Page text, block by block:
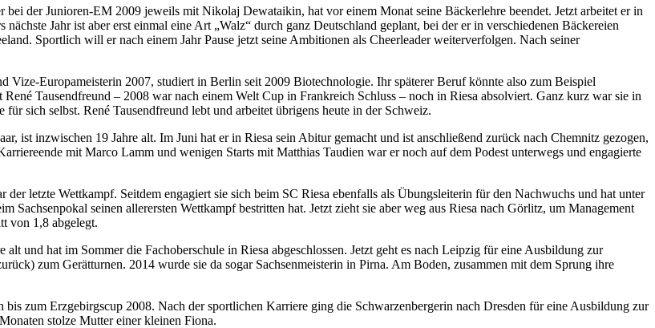
der Junioren-EM 2009 jeweils mit Nikolaj Dewataikin, hat vor einem Monat seine Bäckerlehre beendet. Jetzt arbeitet er in
Jahr ist aber erst einmal eine Art „Walz“ durch ganz Deutschland geplant, bei der er in verschiedenen Bäckereien
Sportlich will er nach einem Jahr Pause jetzt seine Ambitionen als Cheerleader weiterverfolgen. Nach seiner
Europameisterin 2007, studiert in Berlin seit 2009 Biotechnologie. Ihr späterer Beruf könnte also zum Beispiel
Tausendfreund – 2008 war nach einem Welt Cup in Frankreich Schluss – noch in Riesa absolviert. Ganz kurz war sie in
sich selbst. René Tausendfreund lebt und arbeitet übrigens heute in der Schweiz.
ist inzwischen 19 Jahre alt. Im Juni hat er in Riesa sein Abitur gemacht und ist anschließend zurück nach Chemnitz gezogen,
mit Marco Lamm und wenigen Starts mit Matthias Taudien war er noch auf dem Podest unterwegs und engagierte
letzte Wettkampf. Seitdem engagiert sie sich beim SC Riesa ebenfalls als Übungsleiterin für den Nachwuchs und hat unter
seinen allerersten Wettkampf bestritten hat. Jetzt zieht sie aber weg aus Riesa nach Görlitz, um Management
von 1,8 abgelegt.
alt und hat im Sommer die Fachoberschule in Riesa abgeschlossen. Jetzt geht es nach Leipzig für eine Ausbildung zur
zum Gerätturnen. 2014 wurde sie da sogar Sachsenmeisterin in Pirna. Am Boden, zusammen mit dem Sprung ihre
zum Erzgebirgscup 2008. Nach der sportlichen Karriere ging die Schwarzenbergerin nach Dresden für eine Ausbildung zur
stolze Mutter einer kleinen Fiona.